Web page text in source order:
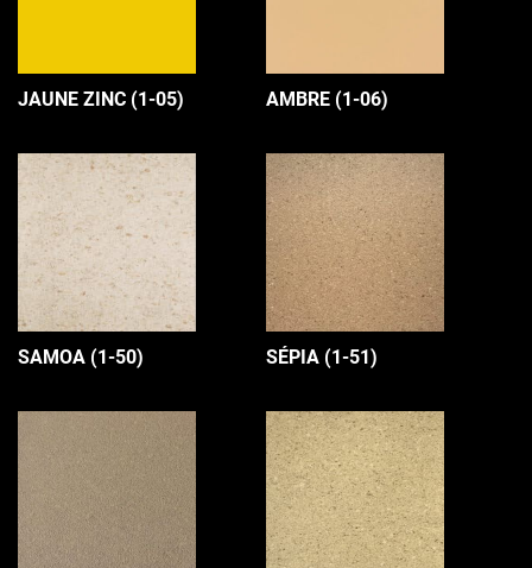
JAUNE ZINC (1-05) AMBRE (1-06)
SAMOA (1-50) SÉPIA (1-51)